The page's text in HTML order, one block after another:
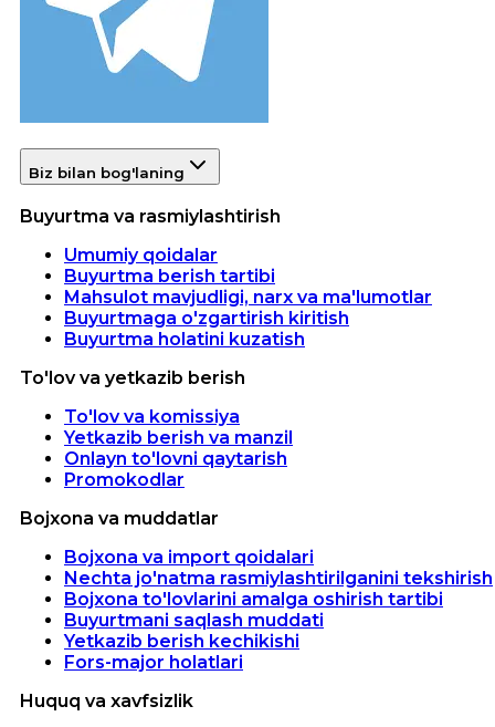
Biz bilan bog'laning
Buyurtma va rasmiylashtirish
Umumiy qoidalar
Buyurtma berish tartibi
Mahsulot mavjudligi, narx va ma'lumotlar
Buyurtmaga o'zgartirish kiritish
Buyurtma holatini kuzatish
To'lov va yetkazib berish
To'lov va komissiya
Yetkazib berish va manzil
Onlayn to'lovni qaytarish
Promokodlar
Bojxona va muddatlar
Bojxona va import qoidalari
Nechta jo'natma rasmiylashtirilganini tekshirish
Bojxona to'lovlarini amalga oshirish tartibi
Buyurtmani saqlash muddati
Yetkazib berish kechikishi
Fors-major holatlari
Huquq va xavfsizlik